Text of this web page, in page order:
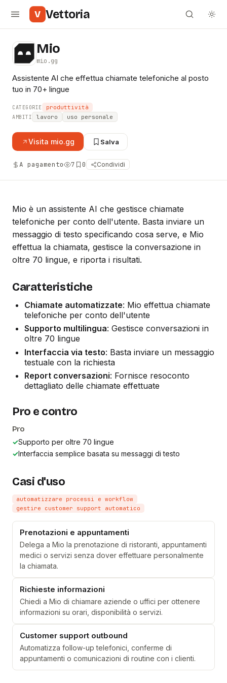
V Vettoria
Mio
mio.gg
Assistente AI che effettua chiamate telefoniche al posto
tuo in 70+ lingue
CATEGORIE produttività
AMBITI lavoro uso personale
Visita mio.gg Salva
A pagamento 7 0 Condividi
Mio è un assistente AI che gestisce chiamate
telefoniche per conto dell'utente. Basta inviare un
messaggio di testo specificando cosa serve, e Mio
effettua la chiamata, gestisce la conversazione in
oltre 70 lingue, e riporta i risultati.
Caratteristiche
Chiamate automatizzate: Mio effettua chiamate
telefoniche per conto dell'utente
Supporto multilingua: Gestisce conversazioni in
oltre 70 lingue
Interfaccia via testo: Basta inviare un messaggio
testuale con la richiesta
Report conversazioni: Fornisce resoconto
dettagliato delle chiamate effettuate
Pro e contro
Pro
✓Supporto per oltre 70 lingue
✓Interfaccia semplice basata su messaggi di testo
Casi d'uso
automatizzare processi e workflow
gestire customer support automatico
Prenotazioni e appuntamenti
Delega a Mio la prenotazione di ristoranti, appuntamenti
medici o servizi senza dover effettuare personalmente
la chiamata.
Richieste informazioni
Chiedi a Mio di chiamare aziende o uffici per ottenere
informazioni su orari, disponibilità o servizi.
Customer support outbound
Automatizza follow-up telefonici, conferme di
appuntamenti o comunicazioni di routine con i clienti.